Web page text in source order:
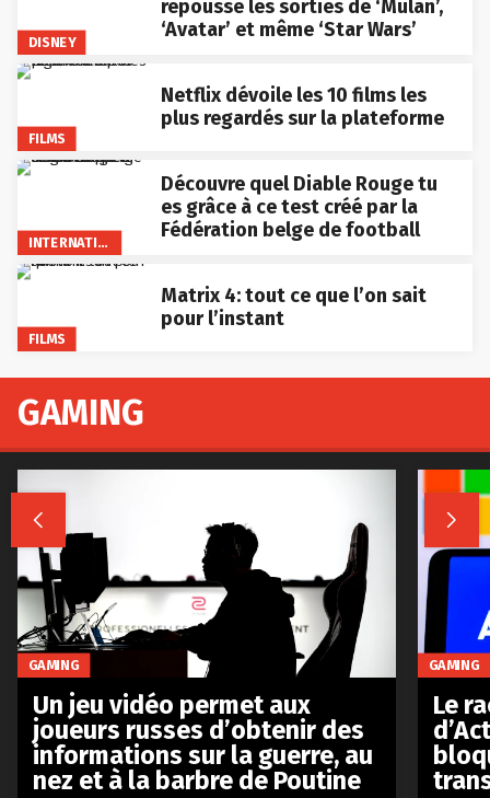
DISNEY
repousse les sorties de ‘Mulan’,
‘Avatar’ et même ‘Star Wars’
FILMS
Netflix dévoile les 10 films les
plus regardés sur la plateforme
INTERNATIONAL
Découvre quel Diable Rouge tu
es grâce à ce test créé par la
Fédération belge de football
FILMS
Matrix 4: tout ce que l’on sait
pour l’instant
GAMING
 
GAMING
Un jeu vidéo permet aux
joueurs russes d’obtenir des
informations sur la guerre, au
nez et à la barbre de Poutine
GAMING
Le